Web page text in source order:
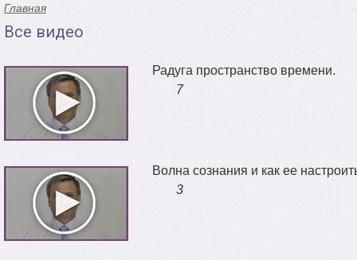
Главная
Все видео
Радуга пространство времени.
7
Волна сознания и как ее
3